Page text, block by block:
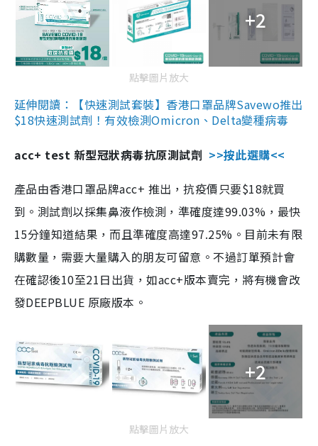
+2
點擊圖片放大
延伸閱讀：【快速測試套裝】香港口罩品牌Savewo推出
$18快速測試劑！有效檢測Omicron、Delta變種病毒
acc+ test 新型冠狀病毒抗原測試劑 >>按此選購<<
產品由香港口罩品牌acc+ 推出，抗疫價只要$18就買
到。測試劑以採集鼻液作檢測，準確度達99.03%，最快
15分鐘知道結果，而且準確度高達97.25%。目前未有限
購數量，需要大量購入的朋友可留意。不過訂單預計會
在確認後10至21日出貨，如acc+版本賣完，將有機會改
發DEEPBLUE 原廠版本。
+2
點擊圖片放大